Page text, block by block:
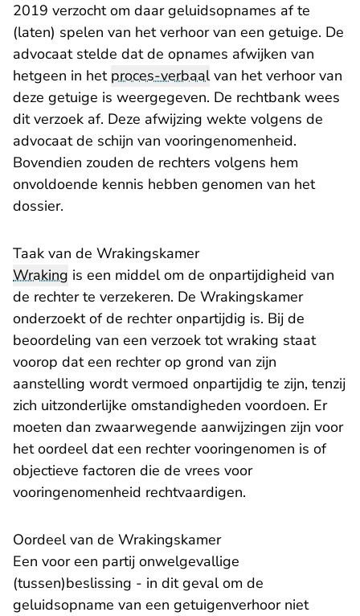
2019 verzocht om daar geluidsopnames af te
(laten) spelen van het verhoor van een getuige. De
advocaat stelde dat de opnames afwijken van
hetgeen in het proces-verbaalvan het verhoor van
deze getuige is weergegeven. De rechtbank wees
dit verzoek af. Deze afwijzing wekte volgens de
advocaat de schijn van vooringenomenheid.
Bovendien zouden de rechters volgens hem
onvoldoende kennis hebben genomen van het
dossier.
Taak van de Wrakingskamer
Wraking is een middel om de onpartijdigheid van
de rechter te verzekeren. De Wrakingskamer
onderzoekt of de rechter onpartijdig is. Bij de
beoordeling van een verzoek tot wraking staat
voorop dat een rechter op grond van zijn
aanstelling wordt vermoed onpartijdig te zijn, tenzij
zich uitzonderlijke omstandigheden voordoen. Er
moeten dan zwaarwegende aanwijzingen zijn voor
het oordeel dat een rechter vooringenomen is of
objectieve factoren die de vrees voor
vooringenomenheid rechtvaardigen.
Oordeel van de Wrakingskamer
Een voor een partij onwelgevallige
(tussen)beslissing - in dit geval om de
geluidsopname van een getuigenverhoor niet